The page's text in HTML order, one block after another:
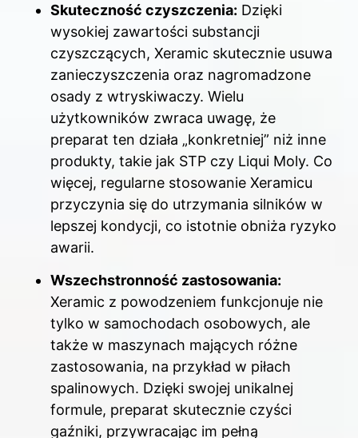
Skuteczność czyszczenia: Dzięki
wysokiej zawartości substancji
czyszczących, Xeramic skutecznie usuwa
zanieczyszczenia oraz nagromadzone
osady z wtryskiwaczy. Wielu
użytkowników zwraca uwagę, że
preparat ten działa „konkretniej” niż inne
produkty, takie jak STP czy Liqui Moly. Co
więcej, regularne stosowanie Xeramicu
przyczynia się do utrzymania silników w
lepszej kondycji, co istotnie obniża ryzyko
awarii.
Wszechstronność zastosowania:
Xeramic z powodzeniem funkcjonuje nie
tylko w samochodach osobowych, ale
także w maszynach mających różne
zastosowania, na przykład w piłach
spalinowych. Dzięki swojej unikalnej
formule, preparat skutecznie czyści
gaźniki, przywracając im pełną